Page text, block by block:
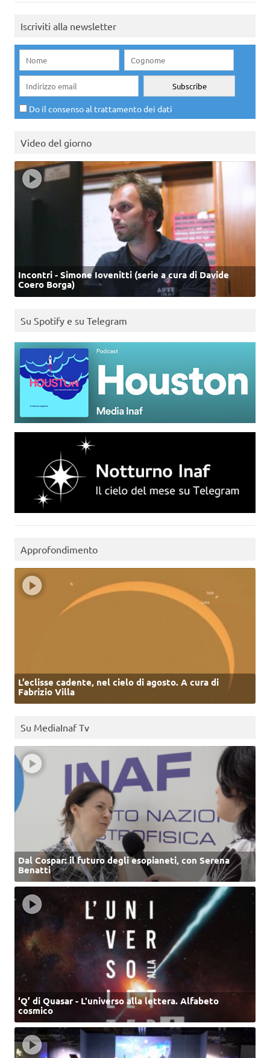
Iscriviti alla newsletter
Do il consenso al trattamento dei dati
Video del giorno
Incontri - Simone Iovenitti (serie a cura di Davide
Coero Borga)
Su Spotify e su Telegram
Approfondimento
L’eclisse cadente, nel cielo di agosto. A cura di
Fabrizio Villa
Su MediaInaf Tv
Dal Cospar: il futuro degli esopianeti, con Serena
Benatti
‘Q’ di Quasar - L'universo alla lettera. Alfabeto
cosmico